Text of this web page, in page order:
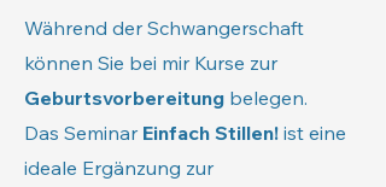
Während der Schwangerschaft
können Sie bei mir Kurse zur
Geburtsvorbereitung belegen.
Das Seminar Einfach Stillen! ist eine
ideale Ergänzung zur